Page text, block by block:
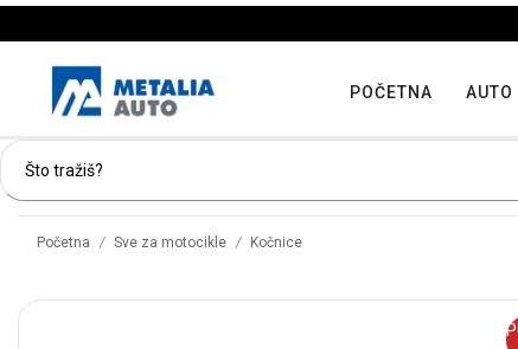
POČETNA AUTO
Početna / Sve za motocikle / Kočnice